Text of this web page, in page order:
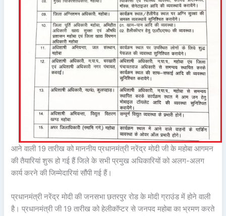
आने वाली 19 तारीख को माननीय प्रधानमंत्री नरेंद्र मोदी जी के महोबा आगमन
की तैयारियां शुरू हो गई हैं जिले के सभी प्रमुख अधिकारियों को अलग-अलग
कार्य करने की जिम्मेदारियां सौंपी गई हैं।
प्रधानमंत्री नरेंद्र मोदी की जनसभा छतरपुर रोड के मोदी ग्राउंड में होने वाली
है। प्रधानमंत्री जी 19 तारीख को हेलीकॉप्टर से जनपद महोबा का भ्रमण करते